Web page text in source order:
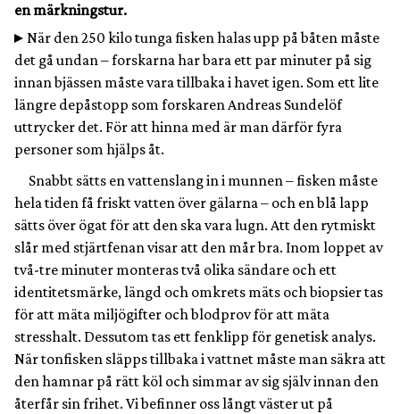
en märkningstur.
När den 250 kilo tunga fisken halas upp på båten måste
det gå undan – forskarna har bara ett par minuter på sig
innan bjässen måste vara tillbaka i havet igen. Som ett lite
längre depåstopp som forskaren Andreas Sundelöf
uttrycker det. För att hinna med är man därför fyra
personer som hjälps åt.
Snabbt sätts en vattenslang in i munnen – fisken måste
hela tiden få friskt vatten över gälarna – och en blå lapp
sätts över ögat för att den ska vara lugn. Att den rytmiskt
slår med stjärtfenan visar att den mår bra. Inom loppet av
två-tre minuter monteras två olika sändare och ett
identitetsmärke, längd och omkrets mäts och biopsier tas
för att mäta miljögifter och blodprov för att mäta
stresshalt. Dessutom tas ett fenklipp för genetisk analys.
När tonfisken släpps tillbaka i vattnet måste man säkra att
den hamnar på rätt köl och simmar av sig själv innan den
återfår sin frihet. Vi befinner oss långt väster ut på